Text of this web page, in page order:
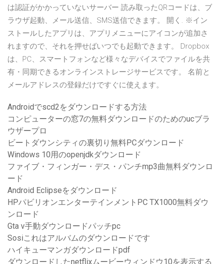
は認証がかかっていないサーバー 読み取ったQRコードは、ブ
ラウザ起動、メール送信、SMS送信できます。 開く. ※イン
ストールしたアプリは、アプリメニューにアイコンが追加さ
れますので、それを押せばいつでも起動できます。 Dropbox
は、PC、スマートフォンなど様々なデバイスでファイルを共
有・同期できるオンラインストレージサービスです。 名前と
メールアドレスの登録だけですぐに使えます。
Androidでscd2をダウンロードする方法
コンピューターの窓7の無料ダウンロードのためのucブラ
ウザープロ
ビートダウンシティの裏切り無料PCダウンロード
Windows 10用のopenjdkダウンロード
ファイブ・フィンガー・デス・パンチmp3曲無料ダウンロ
ード
Android Eclipseをダウンロード
HPパビリオンエンターテインメントPC TX1000無料ダウ
ンロード
Gta v手動ダウンロードパッチpc
Sosiこれはアルバムのダウンロードです
ハイキューマンガダウンロードpdf
ダウンロードしたnetflixムービーウィンドウ10を表示する